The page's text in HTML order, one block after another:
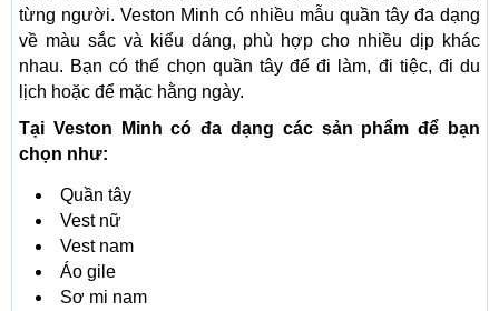
từng người. Veston Minh có nhiều mẫu quần tây đa dạng
về màu sắc và kiểu dáng, phù hợp cho nhiều dịp khác
nhau. Bạn có thể chọn quần tây để đi làm, đi tiệc, đi du
lịch hoặc để mặc hằng ngày.
Tại Veston Minh có đa dạng các sản phẩm để bạn
chọn như:
Quần tây
Vest nữ
Vest nam
Áo gile
Sơ mi nam